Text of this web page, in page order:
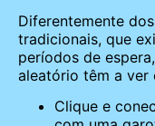
Diferentemente
tradicionais, que
períodos de
aleatório têm a ver
Clique e